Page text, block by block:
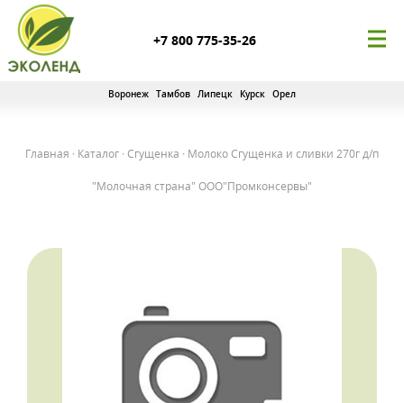
+7 800 775-35-26
Воронеж Тамбов Липецк Курск Орел
Главная · Каталог · Сгущенка · Молоко Сгущенка и сливки 270г д/п
"Молочная страна" ООО"Промконсервы"